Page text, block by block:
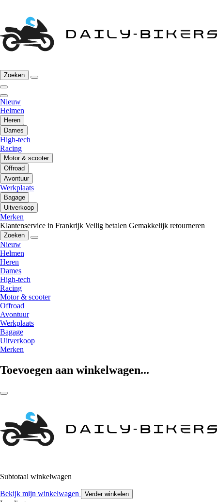
Zoeken
Nieuw
Helmen
Heren
Dames
High-tech
Racing
Motor & scooter
Offroad
Avontuur
Werkplaats
Bagage
Uitverkoop
Merken
Klantenservice in Frankrijk Veilig betalen Gemakkelijk retourneren
Zoeken
Nieuw
Helmen
Heren
Dames
High-tech
Racing
Motor & scooter
Offroad
Avontuur
Werkplaats
Bagage
Uitverkoop
Merken
Toevoegen aan winkelwagen...
Subtotaal winkelwagen
Bekijk mijn winkelwagen Verder winkelen